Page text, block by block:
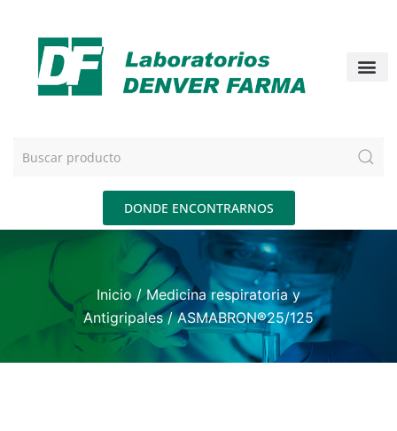
DONDE ENCONTRARNOS
Inicio/Medicina respiratoria y
Antigripales/ ASMABRON®25/125